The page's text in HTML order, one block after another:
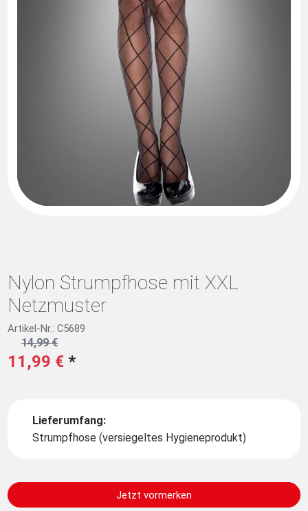
Nylon Strumpfhose mit XXL
Netzmuster
Artikel-Nr.: C5689
11,99 € *
14,99 €
Lieferumfang:
Strumpfhose (versiegeltes Hygieneprodukt)
Jetzt vormerken